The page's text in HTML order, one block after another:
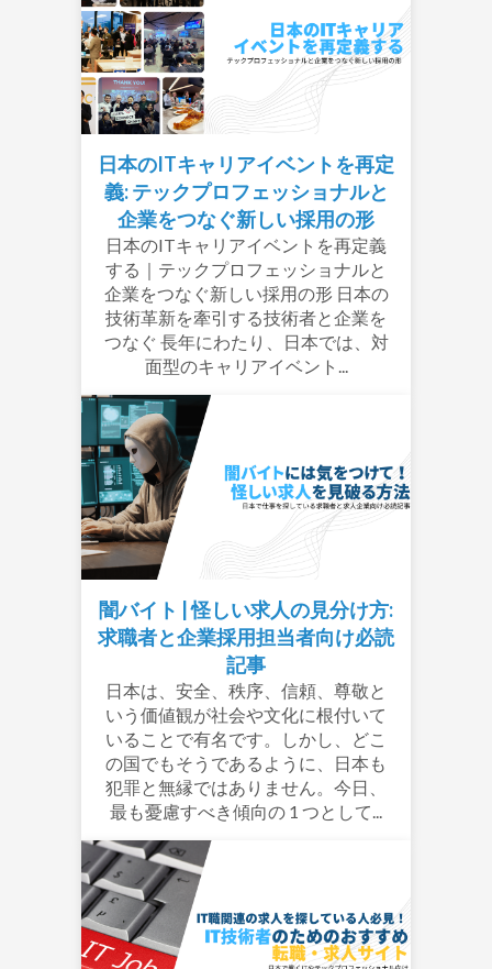
日本のITキャリアイベントを再定
義: テックプロフェッショナルと
企業をつなぐ新しい採用の形
日本のITキャリアイベントを再定義
する｜テックプロフェッショナルと
企業をつなぐ新しい採用の形 日本の
技術革新を牽引する技術者と企業を
つなぐ 長年にわたり、日本では、対
面型のキャリアイベント...
闇バイト | 怪しい求人の見分け方:
求職者と企業採用担当者向け必読
記事
日本は、安全、秩序、信頼、尊敬と
いう価値観が社会や文化に根付いて
いることで有名です。しかし、どこ
の国でもそうであるように、日本も
犯罪と無縁ではありません。今日、
最も憂慮すべき傾向の 1 つとして...